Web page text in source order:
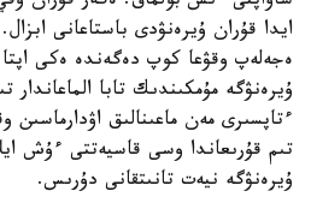
ايدا قۇران ۇيرەنۋدى باستاعانى
ەجەلەپ وقۋعا كوپ دەگەندە ەكى
ۇيرەنۋگە مۇمكىندىك تابا الماعاندار
ءتاپسىرى مەن ماعىنالىق اۋدارماسىن
تىم قۇرىعاندا وسى قاسيەتتى ءۇش
ۇيرەنۋگە نيەت تانىتقانى دۇرىس.